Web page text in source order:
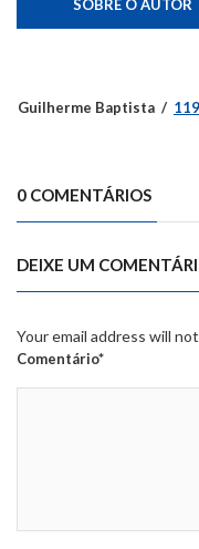
SOBRE O AUTOR
Guilherme Baptista
0 COMENTÁRIOS
DEIXE UM
Your email address will
Comentário*